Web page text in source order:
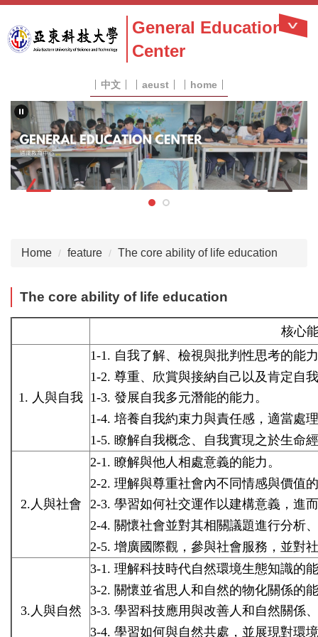
to
the
main
General Education
Center
中文 aeust home
Home feature The core ability of life education
The core ability of life education
核心
1. 人與自我
1-1. 自我了解、檢視與批判性思考的能
1-2. 尊重、欣賞與接納自己以及肯定自
1-3. 發展自我多元潛能的能力。
1-4. 培養自我約束力與責任感，適當處
1-5. 瞭解自我概念、自我實現之於生命
2. 人與社會
2-1. 瞭解與他人相處意義的能力。
2-2. 理解與尊重社會內不同情感與價值
2-3. 學習如何社交運作以建構意義，進
2-4. 關懷社會並對其相關議題進行分析
2-5. 增廣國際觀，參與社會服務，並對
3. 人與自然
3-1. 理解科技時代自然環境生態知識的
3-2. 關懷並省思人和自然的物化關係的
3-3. 學習科技應用與改善人和自然關係
3-4. 學習如何與自然共處，並展現對環